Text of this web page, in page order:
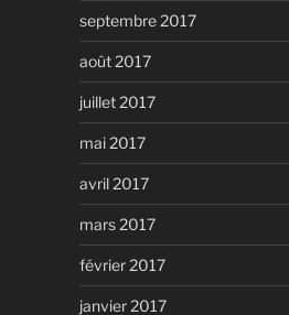
septembre 2017
août 2017
juillet 2017
mai 2017
avril 2017
mars 2017
février 2017
janvier 2017